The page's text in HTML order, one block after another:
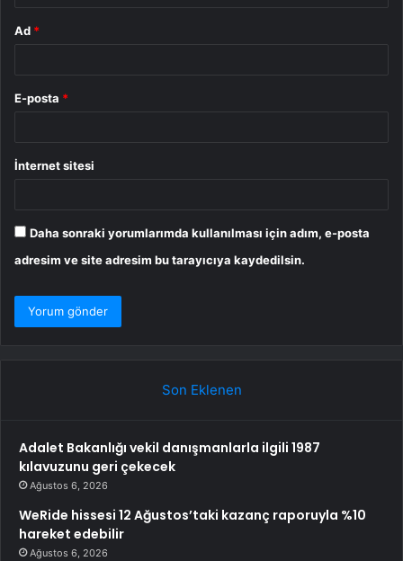
Ad *
E-posta *
İnternet sitesi
Daha sonraki yorumlarımda kullanılması için adım, e-posta
adresim ve site adresim bu tarayıcıya kaydedilsin.
Son Eklenen
Adalet Bakanlığı vekil danışmanlarla ilgili 1987
kılavuzunu geri çekecek
Ağustos 6, 2026
WeRide hissesi 12 Ağustos’taki kazanç raporuyla %10
hareket edebilir
Ağustos 6, 2026